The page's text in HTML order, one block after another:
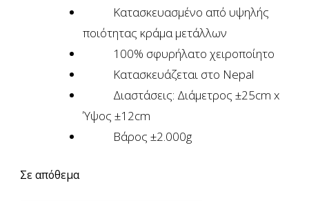
Κατασκευασμένο από υψηλής
ποιότητας κράμα μετάλλων
100% σφυρήλατο χειροποίητο
Κατασκευάζεται στο Nepal
Διαστάσεις: Διάμετρος ±25cm x
Ύψος ±12cm
Βάρος ±2.000g
Σε απόθεμα